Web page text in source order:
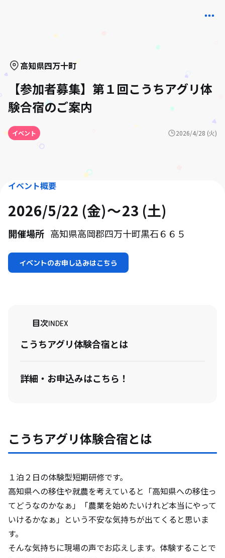
高知県四万十町
【参加者募集】第１回こうちアグリ体
験合宿のご案内
イベント 2026/4/28 (火)
イベント概要
2026/5/22 (金) 23 (土)
開催場所 高知県高岡郡四万十町黒石６６５
イベントのお申し込みはこちら
目次INDEX
こうちアグリ体験合宿とは
詳細・お申込みはこちら！
こうちアグリ体験合宿とは
１泊２日の体験型短期研修です。
高知県への移住や就農を考えていると「高知県への移住っ
てどうなのかなぁ」「農業を始めたいけれど本当にやって
いけるかなぁ」という不安な気持ちが出てくると思いま
す。
そんな気持ちに現場の声でお応えします。体験することで